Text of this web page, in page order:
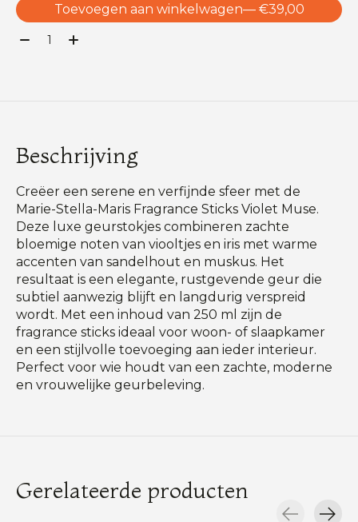
Toevoegen aan winkelwagen
— €39,00
Aantal:
Beschrijving
Creëer een serene en verfijnde sfeer met de
Marie-Stella-Maris Fragrance Sticks Violet Muse.
Deze luxe geurstokjes combineren zachte
bloemige noten van viooltjes en iris met warme
accenten van sandelhout en muskus. Het
resultaat is een elegante, rustgevende geur die
subtiel aanwezig blijft en langdurig verspreid
wordt. Met een inhoud van 250 ml zijn de
fragrance sticks ideaal voor woon- of slaapkamer
en een stijlvolle toevoeging aan ieder interieur.
Perfect voor wie houdt van een zachte, moderne
en vrouwelijke geurbeleving.
Gerelateerde producten